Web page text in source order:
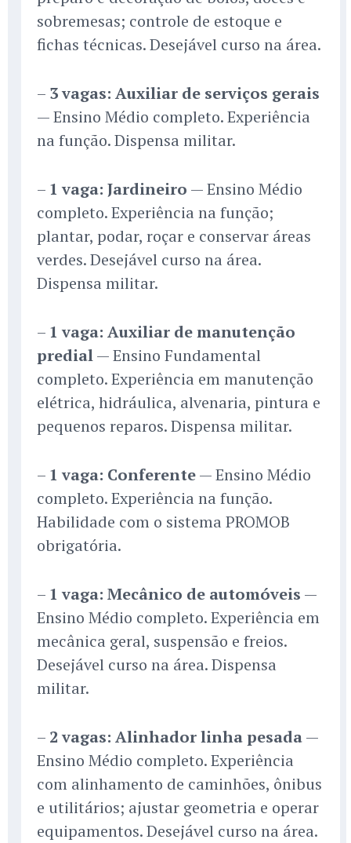
sobremesas; controle de estoque e
fichas técnicas. Desejável curso na área.
– 3 vagas: Auxiliar de serviços gerais
— Ensino Médio completo. Experiência
na função. Dispensa militar.
– 1 vaga: Jardineiro — Ensino Médio
completo. Experiência na função;
plantar, podar, roçar e conservar áreas
verdes. Desejável curso na área.
Dispensa militar.
– 1 vaga: Auxiliar de manutenção
predial— Ensino Fundamental
completo. Experiência em manutenção
elétrica, hidráulica, alvenaria, pintura e
pequenos reparos. Dispensa militar.
– 1 vaga: Conferente— Ensino Médio
completo. Experiência na função.
Habilidade com o sistema PROMOB
obrigatória.
– 1 vaga: Mecânico de automóveis —
Ensino Médio completo. Experiência em
mecânica geral, suspensão e freios.
Desejável curso na área. Dispensa
militar.
– 2 vagas: Alinhador linha pesada—
Ensino Médio completo. Experiência
com alinhamento de caminhões, ônibus
e utilitários; ajustar geometria e operar
equipamentos. Desejável curso na área.